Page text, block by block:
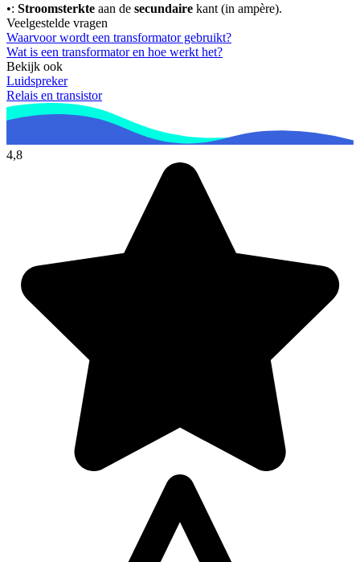
•: Stroomsterkte aan de secundaire kant (in ampère).
Veelgestelde vragen
Waarvoor wordt een transformator gebruikt?
Wat is een transformator en hoe werkt het?
Bekijk ook
Luidspreker
Relais en transistor
4,8